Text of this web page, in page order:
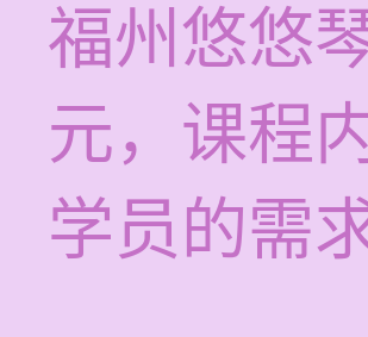
福州悠悠
元，课程
学员的需